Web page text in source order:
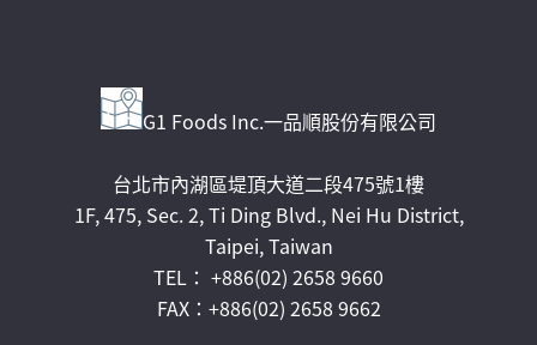
G1 Foods Inc.一品順股份有限公司
台北市內湖區堤頂大道二段475號1樓
1F, 475, Sec. 2, Ti Ding Blvd., Nei Hu District,
Taipei, Taiwan
TEL： +886(02) 2658 9660
FAX：+886(02) 2658 9662